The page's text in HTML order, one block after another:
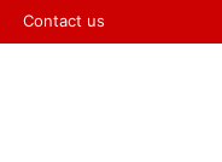
Contact us